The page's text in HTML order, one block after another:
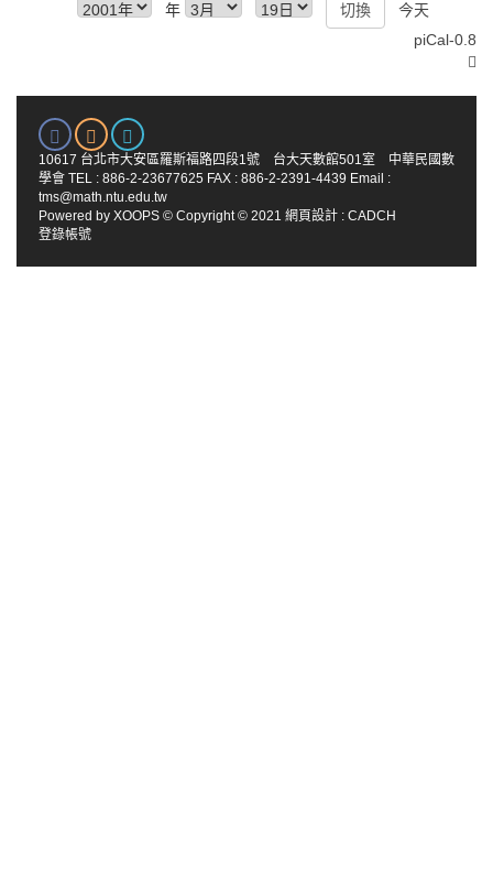
年
今天
piCal-0.8
10617 台北市大安區羅斯福路四段1號 台大天數館501室 中華民國數
學會 TEL : 886-2-23677625 FAX : 886-2-2391-4439 Email :
tms@math.ntu.edu.tw
Powered by XOOPS © Copyright © 2021 網頁設計 : CADCH
登錄帳號